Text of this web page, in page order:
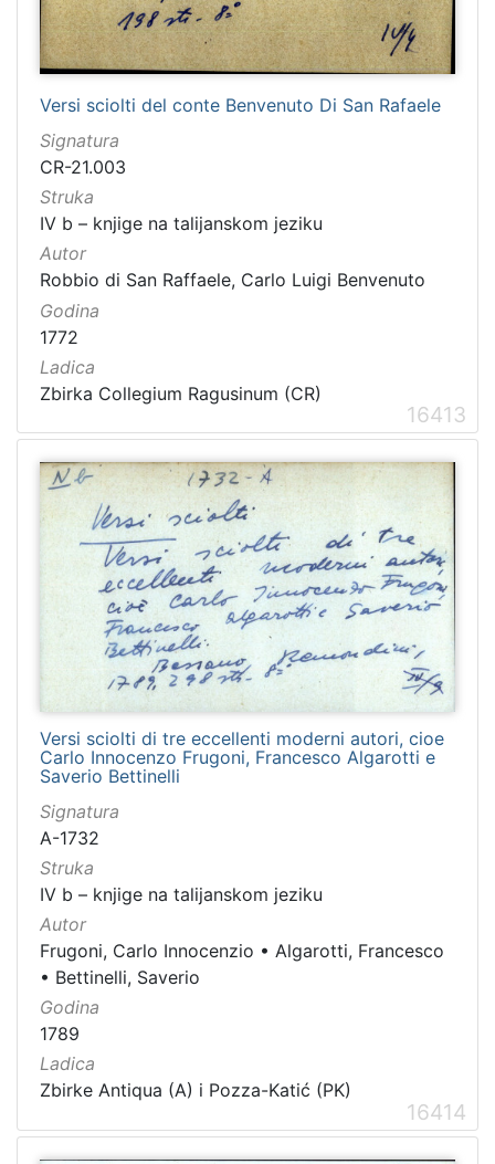
Versi sciolti del conte Benvenuto Di San Rafaele
Signatura
CR-21.003
Struka
IV b – knjige na talijanskom jeziku
Autor
Robbio di San Raffaele, Carlo Luigi Benvenuto
Godina
1772
Ladica
Zbirka Collegium Ragusinum (CR)
16413
Versi sciolti di tre eccellenti moderni autori, cioe
Carlo Innocenzo Frugoni, Francesco Algarotti e
Saverio Bettinelli
Signatura
A-1732
Struka
IV b – knjige na talijanskom jeziku
Autor
Frugoni, Carlo Innocenzio • Algarotti, Francesco
• Bettinelli, Saverio
Godina
1789
Ladica
Zbirke Antiqua (A) i Pozza-Katić (PK)
16414